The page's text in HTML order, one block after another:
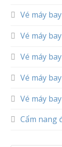
Vé máy
Vé máy
Vé máy
Vé máy
Vé máy
Cẩm nang